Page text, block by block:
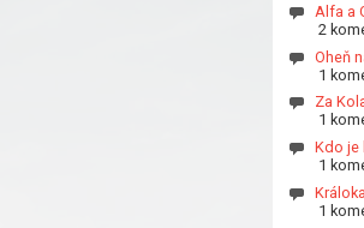
Alfa a
2
Oheň
1
Za
1
Kdo je
1
1